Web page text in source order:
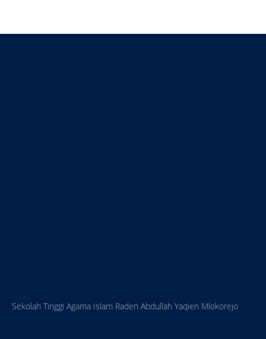
Sekolah Tinggi Agama Islam Raden Abdullah Yaqien Mlokorejo